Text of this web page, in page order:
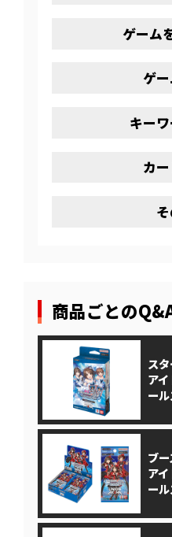
ゲーム
ゲ
キー
カ
商品ごとの
ス
ア
ー
ブ
ア
ー